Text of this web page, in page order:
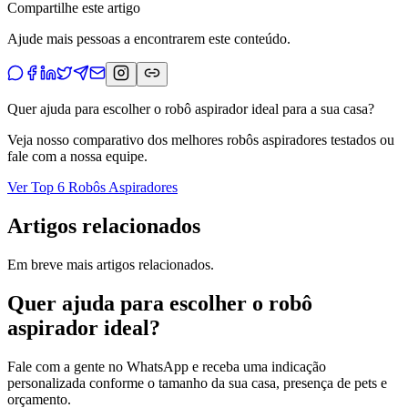
Compartilhe este artigo
Ajude mais pessoas a encontrarem este conteúdo.
Quer ajuda para escolher o robô aspirador ideal para a sua casa?
Veja nosso comparativo dos melhores robôs aspiradores testados ou
fale com a nossa equipe.
Ver Top 6 Robôs Aspiradores
Artigos relacionados
Em breve mais artigos relacionados.
Quer ajuda para escolher o robô
aspirador ideal?
Fale com a gente no WhatsApp e receba uma indicação
personalizada conforme o tamanho da sua casa, presença de pets e
orçamento.